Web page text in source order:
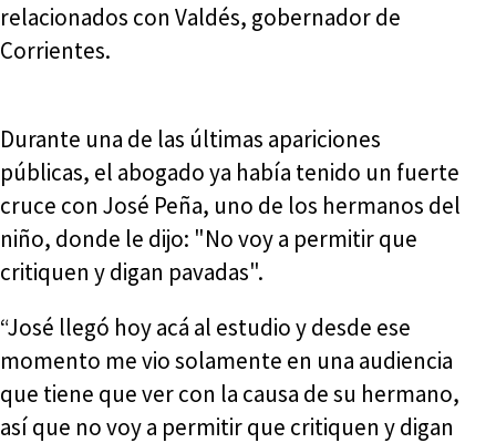
relacionados con Valdés, gobernador de
Corrientes.
Durante una de las últimas apariciones
públicas, el abogado ya había tenido un fuerte
cruce con José Peña, uno de los hermanos del
niño, donde le dijo: "No voy a permitir que
critiquen y digan pavadas".
“José llegó hoy acá al estudio y desde ese
momento me vio solamente en una audiencia
que tiene que ver con la causa de su hermano,
así que no voy a permitir que critiquen y digan